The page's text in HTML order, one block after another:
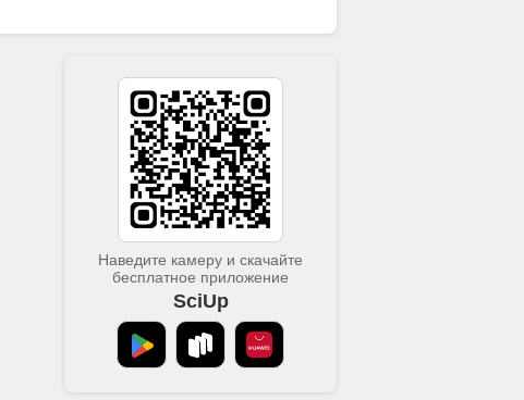
Наведите камеру и скачайте
бесплатное приложение
SciUp